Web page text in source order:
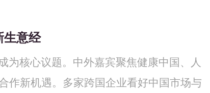
生意经
为核心议题。中外嘉宾聚焦健康中国、人
作新机遇。多家跨国企业看好中国市场与